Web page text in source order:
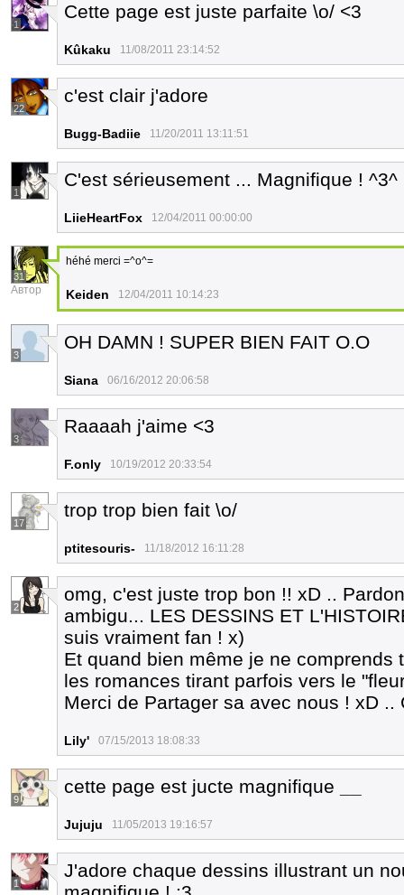
1
Cette page est juste parfaite \o/ <3
Kûkaku 11/08/2011 23:14:52
22
c'est clair j'adore
Bugg-Badiie 11/20/2011 13:11:51
1
C'est sérieusement ... Magnifique ! ^3^
LiieHeartFox 12/04/2011 00:00:00
31
Автор
héhé merci =^o^=
Keiden 12/04/2011 10:14:23
3
OH DAMN ! SUPER BIEN FAIT O.O
Siana 06/16/2012 20:06:58
3
Raaaah j'aime <3
F.only 10/19/2012 20:33:54
17
trop trop bien fait \o/
ptitesouris- 11/18/2012 16:11:28
2
omg, c'est juste trop bon !! xD ..
ambigu... LES DESSINS ET
suis vraiment fan ! x)
Et quand bien même je ne
les romances tirant parfois vers le
Merci de Partager sa avec nous ! xD ..
Lily' 07/15/2013 18:08:33
9
cette page est jucte magnifique
Jujuju 11/05/2013 19:16:57
1
J'adore chaque dessins illustrant un